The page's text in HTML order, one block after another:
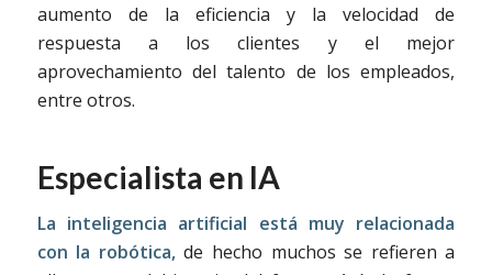
aumento de la eficiencia y la velocidad de
respuesta a los clientes y el mejor
aprovechamiento del talento de los empleados,
entre otros.
Especialista en IA
La inteligencia artificial está muy relacionada
con la robótica,de hecho muchos se refieren a